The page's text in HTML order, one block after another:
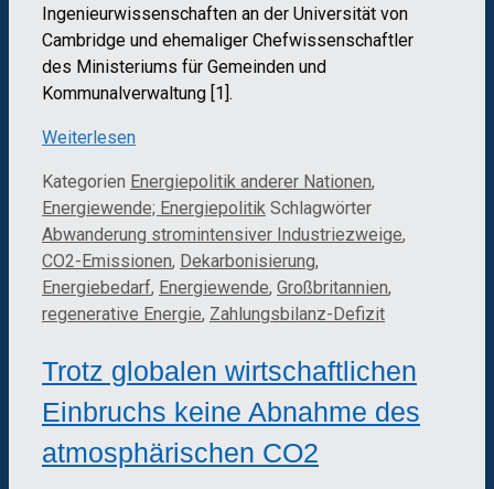
Ingenieurwissenschaften an der Universität von
Cambridge und ehemaliger Chefwissenschaftler
des Ministeriums für Gemeinden und
Kommunalverwaltung [1].
Weiterlesen
Kategorien Energiepolitik anderer Nationen,
Energiewende; Energiepolitik Schlagwörter
Abwanderung stromintensiver Industriezweige,
CO2-Emissionen, Dekarbonisierung,
Energiebedarf, Energiewende, Großbritannien,
regenerative Energie, Zahlungsbilanz-Defizit
Trotz globalen wirtschaftlichen
Einbruchs keine Abnahme des
atmosphärischen CO2